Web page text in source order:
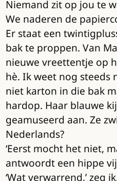
Niemand zit op jou te
We naderen de
Er staat een
bak te proppen. Van
nieuwe vreettentje op
hè. Ik weet nog steeds
niet karton in die bak
hardop. Haar blauwe
geamuseerd aan. Ze
Nederlands?
‘Eerst mocht het niet,
antwoordt een hippe
‘Wat verwarrend,’ zeg